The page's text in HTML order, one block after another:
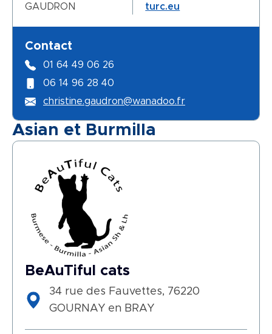
GAUDRON
turc.eu
Contact
01 64 49 06 26
06 14 96 28 40
christine.gaudron@wanadoo.fr
Asian et Burmilla
BeAuTiful cats
34 rue des Fauvettes, 76220
GOURNAY en BRAY